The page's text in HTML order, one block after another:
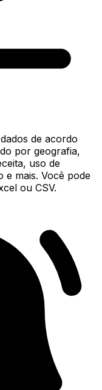
de acordo
por geografia,
uso de
e mais. Você pode
ou CSV.